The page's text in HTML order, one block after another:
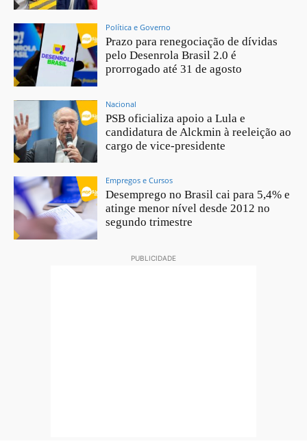
Política e Governo
Prazo para renegociação de dívidas
pelo Desenrola Brasil 2.0 é
prorrogado até 31 de agosto
Nacional
PSB oficializa apoio a Lula e
candidatura de Alckmin à reeleição ao
cargo de vice-presidente
Empregos e Cursos
Desemprego no Brasil cai para 5,4% e
atinge menor nível desde 2012 no
segundo trimestre
PUBLICIDADE